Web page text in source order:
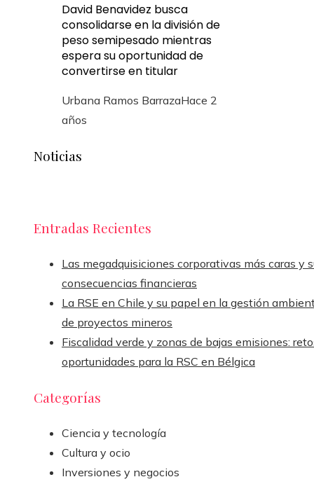
David Benavidez busca
consolidarse en la división de
peso semipesado mientras
espera su oportunidad de
convertirse en titular
Urbana Ramos BarrazaHace 2
años
Noticias
Entradas Recientes
Las megadquisiciones corporativas más caras y
consecuencias financieras
La RSE en Chile y su papel en la gestión
de proyectos mineros
Fiscalidad verde y zonas de bajas emisiones:
oportunidades para la RSC en Bélgica
Categorías
Ciencia y tecnología
Cultura y ocio
Inversiones y negocios